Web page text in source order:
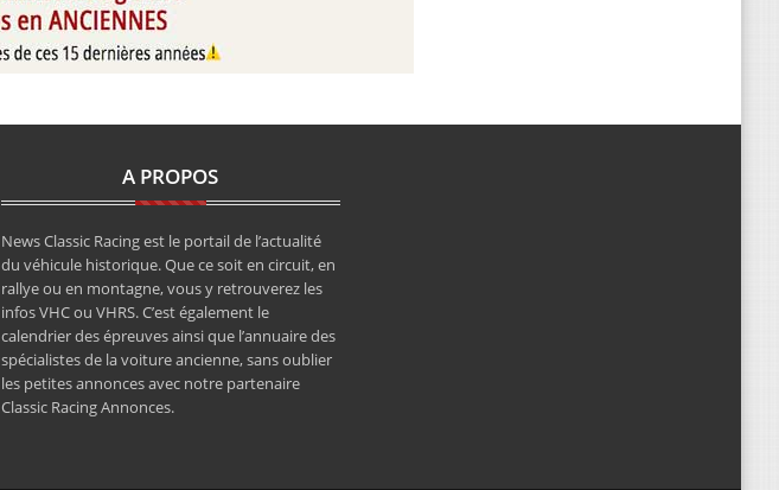
A PROPOS
News Classic Racing est le portail de l’actualité
du véhicule historique. Que ce soit en circuit, en
rallye ou en montagne, vous y retrouverez les
infos VHC ou VHRS. C’est également le
calendrier des épreuves ainsi que l’annuaire des
spécialistes de la voiture ancienne, sans oublier
les petites annonces avec notre partenaire
Classic Racing Annonces.